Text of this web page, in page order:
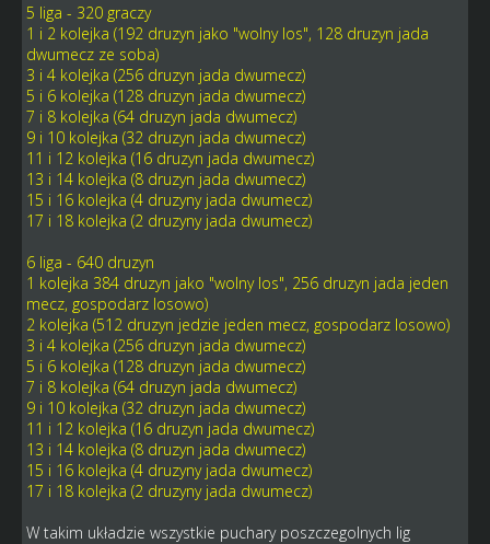
5 liga - 320 graczy
1 i 2 kolejka (192 druzyn jako "wolny los", 128 druzyn jada
dwumecz ze soba)
3 i 4 kolejka (256 druzyn jada dwumecz)
5 i 6 kolejka (128 druzyn jada dwumecz)
7 i 8 kolejka (64 druzyn jada dwumecz)
9 i 10 kolejka (32 druzyn jada dwumecz)
11 i 12 kolejka (16 druzyn jada dwumecz)
13 i 14 kolejka (8 druzyn jada dwumecz)
15 i 16 kolejka (4 druzyny jada dwumecz)
17 i 18 kolejka (2 druzyny jada dwumecz)
6 liga - 640 druzyn
1 kolejka 384 druzyn jako "wolny los", 256 druzyn jada jeden
mecz, gospodarz losowo)
2 kolejka (512 druzyn jedzie jeden mecz, gospodarz losowo)
3 i 4 kolejka (256 druzyn jada dwumecz)
5 i 6 kolejka (128 druzyn jada dwumecz)
7 i 8 kolejka (64 druzyn jada dwumecz)
9 i 10 kolejka (32 druzyn jada dwumecz)
11 i 12 kolejka (16 druzyn jada dwumecz)
13 i 14 kolejka (8 druzyn jada dwumecz)
15 i 16 kolejka (4 druzyny jada dwumecz)
17 i 18 kolejka (2 druzyny jada dwumecz)
W takim układzie wszystkie puchary poszczegolnych lig